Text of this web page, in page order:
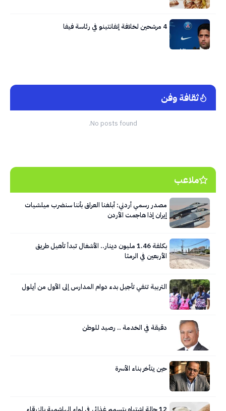
4 مرشحين لخلافة إنفانتينو في رئاسة فيفا
ثقافة وفن
No posts found.
ملاعب
مصدر رسمي أردني: أبلغنا العراق بأننا سنضرب ميلشيات
إيران إذا هاجمت الأردن
بكلفة 1.46 مليون دينار.. الأشغال تبدأ تأهيل طريق
الأربعين في الرمثا
التربية تنفي تأجيل بدء دوام المدارس إلى الأول من أيلول
دقيقة في الخدمة .. رصيد للوطن
حين يتأخر بناء الأسرة